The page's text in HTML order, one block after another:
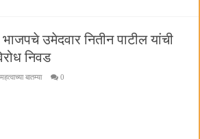
उमेदवार नितीन पाटील यांची
निवड
महत्वाच्या बातम्या 0